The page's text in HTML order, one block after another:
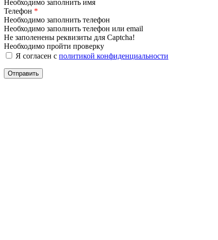
Необходимо заполнить имя
Телефон *
Необходимо заполнить телефон
Необходимо заполнить телефон или email
Не заполенены реквизиты для Captcha!
Необходимо пройти проверку
Я согласен с политикой конфиденциальности
Отправить